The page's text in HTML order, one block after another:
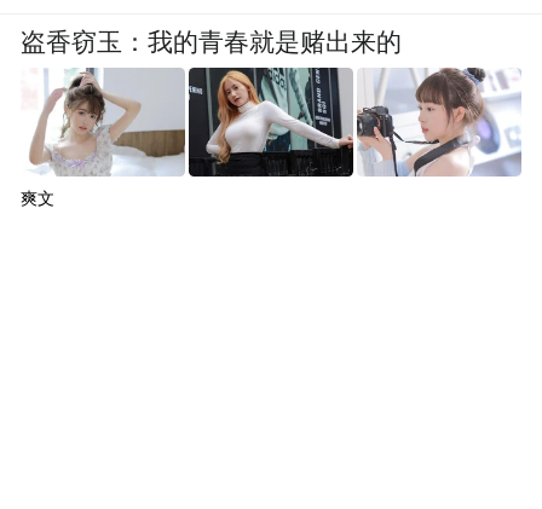
盗香窃玉：我的青春就是赌出来的
爽文